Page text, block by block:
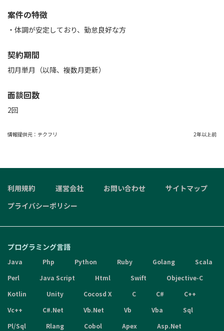
案件の特徴
・体調が安定しており、勤怠良好な方
契約期間
初月単月（以降、複数月更新）
面談回数
2回
情報提供元： テクフリ 2年以上前
利用規約 運営会社 お問い合わせ
サイトマップ
プライバシーポリシー
プログラミング言語
Java Php Python Ruby Golang
Scala
Perl
Java Script Html Swift
Objective-C
Kotlin
Unity Cocosd X C C#
C++
Vc++
C#.Net Vb.Net Vb Vba
Sql
Pl/Sql
Rlang Cobol Apex
Asp.Net